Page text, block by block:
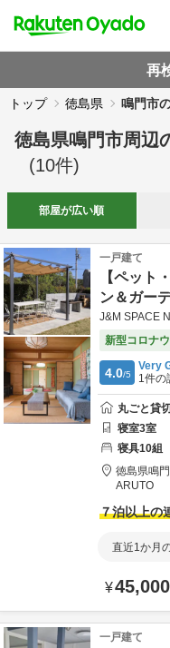
再
トップ 徳島県 鳴門市
徳島県鳴門市周辺
(10件)
部屋が広い順
一戸建て
【ペット
ン＆ガー
J&M SPACE
新型コロナ
4.0/5
Very
1件の
丸ごと貸切
寝室3室
寝具10組
徳島県鳴
ARUTO
７泊以上の
直近1か月
¥45,000
一戸建て